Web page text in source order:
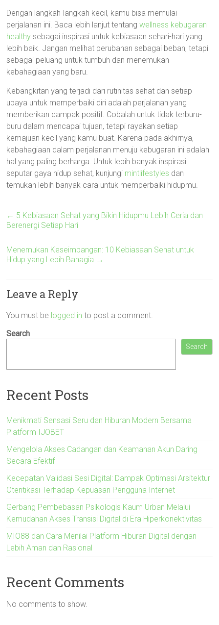
Dengan langkah-langkah kecil, kamu bisa memulai
perjalanan ini. Baca lebih lanjut tentangwellness kebugaran
healthy sebagai inspirasi untuk kebiasaan sehari-hari yang
lebih baik. Jangan melihat perubahan sebagai beban, tetapi
sebagai peluang untuk tumbuh dan menemukan
kebahagiaan yang baru.
Kebangkitan yang terjadi dari rutinitas sehat dan setiap
upaya untuk memperbaiki diri adalah perjalanan yang
memberikan dampak positif. Cobalah untuk tidak terburu-
buru dalam mencapai tujuan, tetapi rayakan setiap
kemajuan kecil yang kamu buat. Karena pada akhirnya,
kebahagiaan dalam perjalanan menuju kebugaran ini adalah
hal yang paling berharga. Untuk lebih banyak inspirasi
seputar gaya hidup sehat, kunjungi mintlifestyles dan
temukan lebih banyak cara untuk memperbaiki hidupmu.
← 5 Kebiasaan Sehat yang Bikin Hidupmu Lebih Ceria dan
Berenergi Setiap Hari
Menemukan Keseimbangan: 10 Kebiasaan Sehat untuk
Hidup yang Lebih Bahagia →
Leave a Reply
You must be logged in to post a comment.
Search
Search
Recent Posts
Menikmati Sensasi Seru dan Hiburan Modern Bersama
Platform IJOBET
Mengelola Akses Cadangan dan Keamanan Akun Daring
Secara Efektif
Kecepatan Validasi Sesi Digital: Dampak Optimasi Arsitektur
Otentikasi Terhadap Kepuasan Pengguna Internet
Gerbang Pembebasan Psikologis Kaum Urban Melalui
Kemudahan Akses Transisi Digital di Era Hiperkonektivitas
MIO88 dan Cara Menilai Platform Hiburan Digital dengan
Lebih Aman dan Rasional
Recent Comments
No comments to show.